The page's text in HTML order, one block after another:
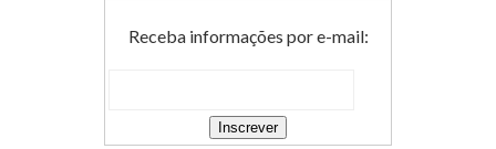
Receba informações por e-mail: